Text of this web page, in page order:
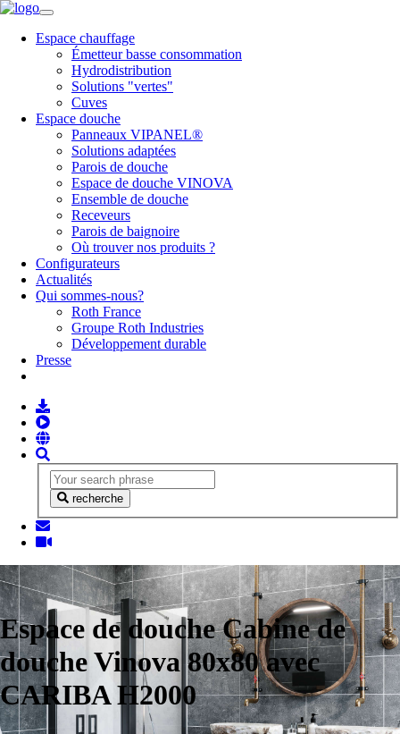
Espace chauffage
Émetteur basse consommation
Hydrodistribution
Solutions "vertes"
Cuves
Espace douche
Panneaux VIPANEL®
Solutions adaptées
Parois de douche
Espace de douche VINOVA
Ensemble de douche
Receveurs
Parois de baignoire
Où trouver nos produits ?
Configurateurs
Actualités
Qui sommes-nous?
Roth France
Groupe Roth Industries
Développement durable
Presse
recherche
Espace de douche Cabine de
douche Vinova 80x80 avec
CARIBA H2000